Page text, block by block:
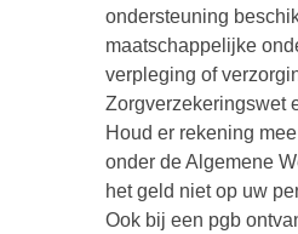
ondersteuning
maatschappelijke
verpleging of
Zorgverzekeringswet
Houd er rekening
onder de Algemene
het geld niet op uw
Ook bij een pgb